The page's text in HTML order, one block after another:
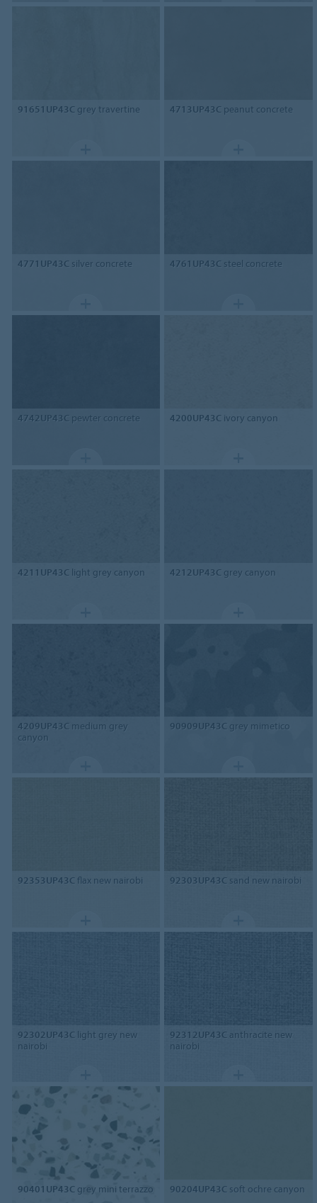
91651UP43C grey travertine 4713UP43C peanut concrete
4771UP43C silver concrete 4761UP43C steel concrete
4742UP43C pewter concrete 4200UP43C ivory canyon
4211UP43C light grey canyon 4212UP43C grey canyon
4209UP43C medium grey
canyon
90909UP43C grey mimetico
92353UP43C flax new nairobi 92303UP43C sand new nairobi
92302UP43C light grey new
nairobi
92312UP43C anthracite new
nairobi
90401UP43C grey mini terrazzo 90204UP43C soft ochre canyon